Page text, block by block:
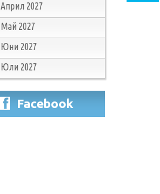
Април 2027
Май 2027
Юни 2027
Юли 2027
Facebook